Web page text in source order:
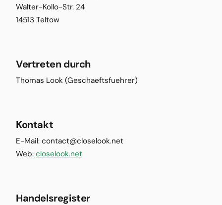
Walter-Kollo-Str. 24
14513 Teltow
Vertreten durch
Thomas Look (Geschaeftsfuehrer)
Kontakt
E-Mail: contact@closelook.net
Web: closelook.net
Handelsregister